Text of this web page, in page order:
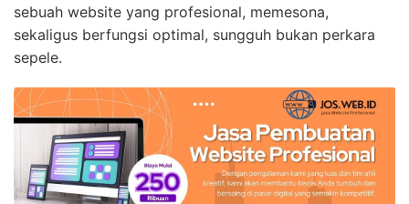
sebuah website yang profesional, memesona,
sekaligus berfungsi optimal, sungguh bukan perkara
sepele.